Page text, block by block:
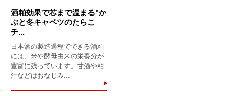
酒粕効果で芯まで温まる"か
ぶと冬キャベツのたらこ
チ...
日本酒の製造過程でできる酒粕
には、米や酵母由来の栄養分が
豊富に残っています。甘酒や粕
汁などはおなじみ...